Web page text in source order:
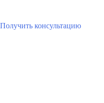
Получить консультацию